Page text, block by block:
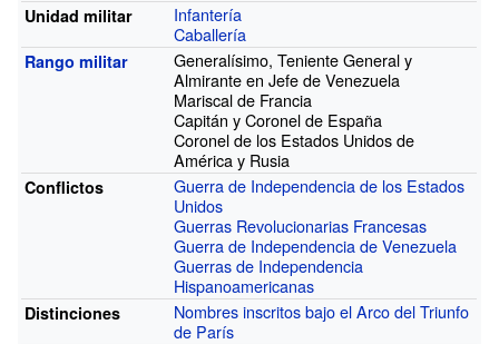
Unidad militar
Infantería
Caballería
Rango militar
Generalísimo, Teniente General y
Almirante en Jefe de Venezuela
Mariscal de Francia
Capitán y Coronel de España
Coronel de los Estados Unidos de
América y Rusia
Conflictos
Guerra de Independencia de los Estados
Unidos
Guerras Revolucionarias Francesas
Guerra de Independencia de Venezuela
Guerras de Independencia
Hispanoamericanas
Distinciones
Nombres inscritos bajo el Arco del Triunfo
de París